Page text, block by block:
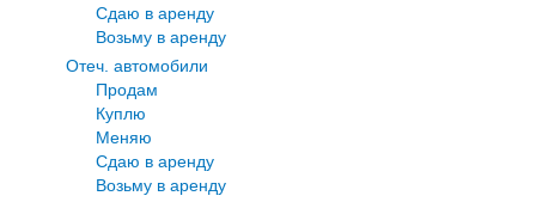
Сдаю в аренду
Возьму в аренду
Отеч. автомобили
Продам
Куплю
Меняю
Сдаю в аренду
Возьму в аренду